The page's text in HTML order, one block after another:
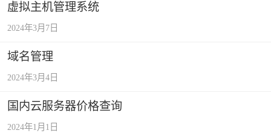
虚拟主机管理系统
2024年3月7日
域名管理
2024年3月4日
国内云服务器价格查询
2024年1月1日